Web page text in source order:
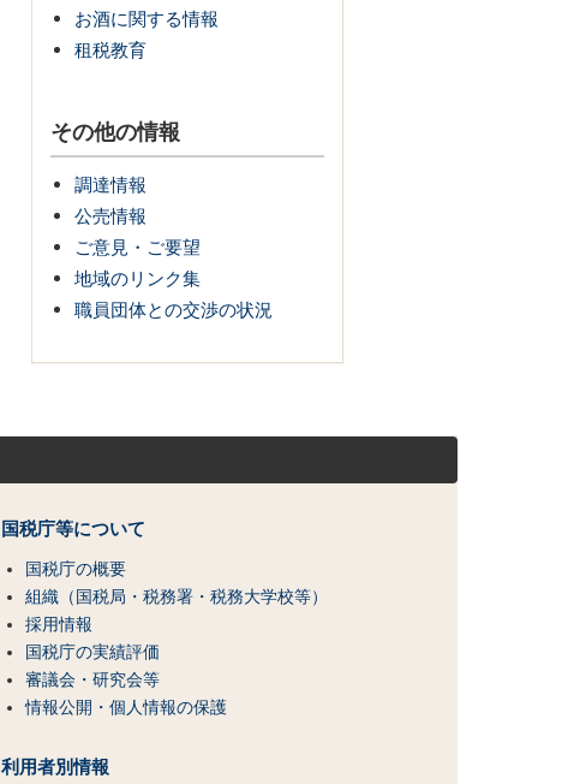
お酒に関する情報
租税教育
その他の情報
調達情報
公売情報
ご意見・ご要望
地域のリンク集
職員団体との交渉の状況
国税庁等について
国税庁の概要
組織（国税局・税務署・税務大学校等）
採用情報
国税庁の実績評価
審議会・研究会等
情報公開・個人情報の保護
利用者別情報